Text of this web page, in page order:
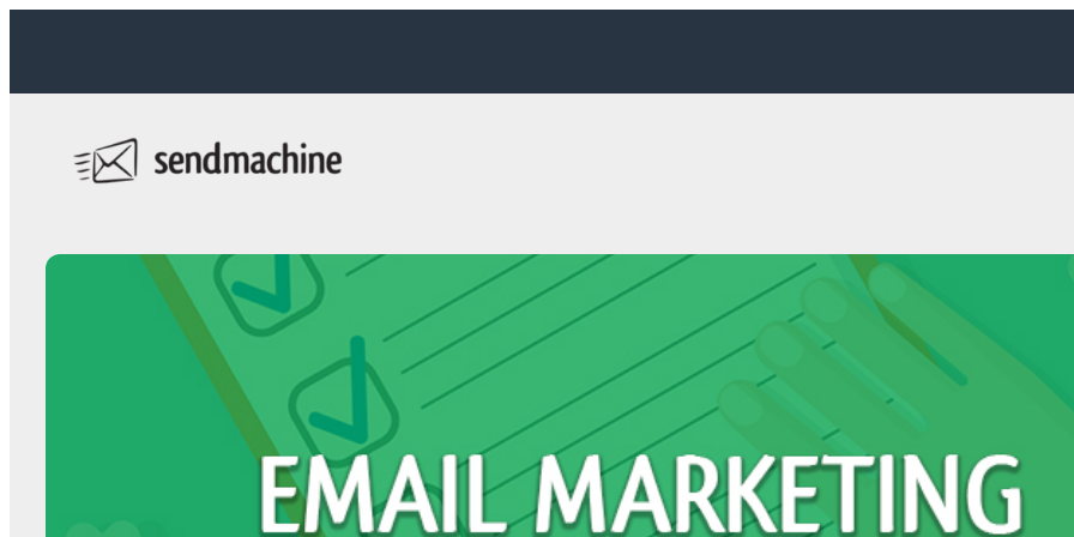
conținut